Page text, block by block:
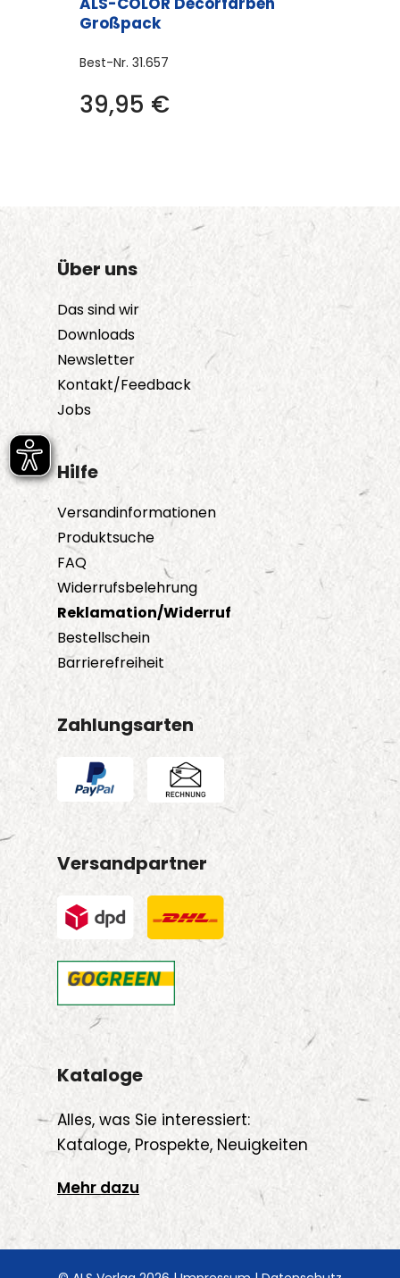
Großpack
Best-Nr. 31.657
39,95 €
Über uns
Das sind wir
Downloads
Newsletter
Kontakt/Feedback
Jobs
Hilfe
Versandinformationen
Produktsuche
FAQ
Widerrufsbelehrung
Reklamation/Widerruf
Bestellschein
Barrierefreiheit
Zahlungsarten
Versandpartner
Kataloge
Alles, was Sie interessiert:
Kataloge, Prospekte, Neuigkeiten
Mehr dazu